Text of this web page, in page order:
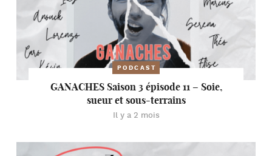
PODCAST
GANACHES Saison 3 épisode 11 – Soie,
sueur et sous-terrains
Il y a 2 mois